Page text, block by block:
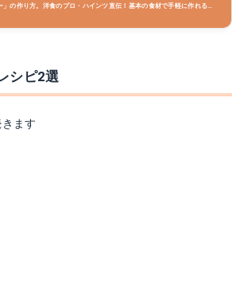
」の作り方。洋食のプロ・ハインツ直伝！基本の食材で手軽に作れる、
シピ2選
ます